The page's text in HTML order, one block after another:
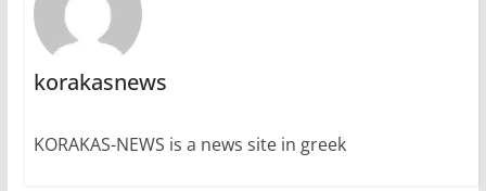
korakasnews
KORAKAS-NEWS is a news site in greek